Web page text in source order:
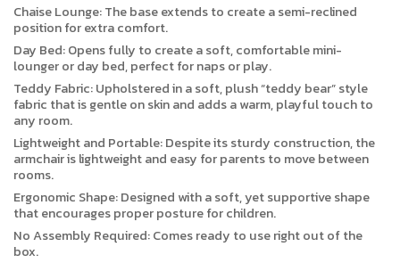
Chaise Lounge: The base extends to create a semi-reclined
position for extra comfort.
Day Bed: Opens fully to create a soft, comfortable mini-
lounger or day bed, perfect for naps or play.
Teddy Fabric: Upholstered in a soft, plush “teddy bear” style
fabric that is gentle on skin and adds a warm, playful touch to
any room.
Lightweight and Portable: Despite its sturdy construction, the
armchair is lightweight and easy for parents to move between
rooms.
Ergonomic Shape: Designed with a soft, yet supportive shape
that encourages proper posture for children.
No Assembly Required: Comes ready to use right out of the
box.